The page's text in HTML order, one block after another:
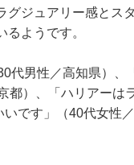
ジュアリー感とス
ようです。
代男性／高知県）、
都）、「ハリアーは
です」（40代女性